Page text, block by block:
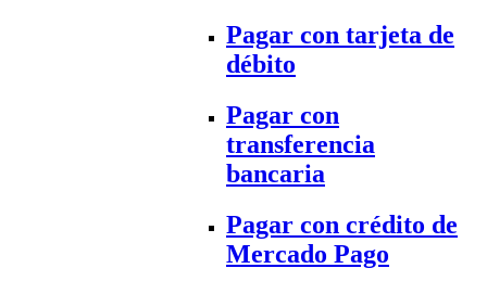
Pagar con tarjeta de
débito
Pagar con
transferencia
bancaria
Pagar con crédito de
Mercado Pago